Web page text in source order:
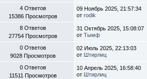
4 Ответов
15386 Просмотров
09 Ноябрь 2025, 21:57:34
отrodik
8 Ответов
27754 Просмотров
31 Октябрь 2025, 15:08:07
отТымф
0 Ответов
9028 Просмотров
02 Июль 2025, 22:13:03
от Штирлиц
0 Ответов
11511 Просмотров
10 Апрель 2025, 16:58:40
от Штирлиц